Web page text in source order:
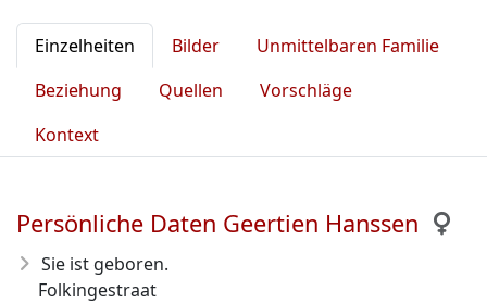
Einzelheiten Bilder
Unmittelbaren Familie
Beziehung
Quellen
Vorschläge
Kontext
Persönliche Daten Geertien Hanssen
Sie ist geboren.
Folkingestraat